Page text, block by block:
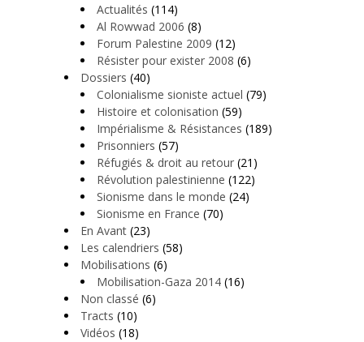
Actualités (114)
Al Rowwad 2006 (8)
Forum Palestine 2009 (12)
Résister pour exister 2008 (6)
Dossiers (40)
Colonialisme sioniste actuel (79)
Histoire et colonisation (59)
Impérialisme & Résistances (189)
Prisonniers (57)
Réfugiés & droit au retour (21)
Révolution palestinienne (122)
Sionisme dans le monde (24)
Sionisme en France (70)
En Avant (23)
Les calendriers (58)
Mobilisations (6)
Mobilisation-Gaza 2014 (16)
Non classé (6)
Tracts (10)
Vidéos (18)